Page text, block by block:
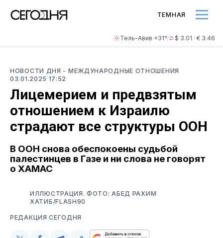
Тель-Авив +31° $ 3.01 · € 3.46
ТЕМНАЯ
НОВОСТИ ДНЯ - МЕЖДУНАРОДНЫЕ ОТНОШЕНИЯ
03.01.2025 17:52
Лицемерием и предвзятым
отношением к Израилю
страдают все структуры ООН
В ООН снова обеспокоены судьбой
палестинцев в Газе и ни слова не говорят
о ХАМАС
ИЛЛЮСТРАЦИЯ. ФОТО: АБЕД РАХИМ
ХАТИБ/FLASH90
РЕДАКЦИЯ СЕГОДНЯ